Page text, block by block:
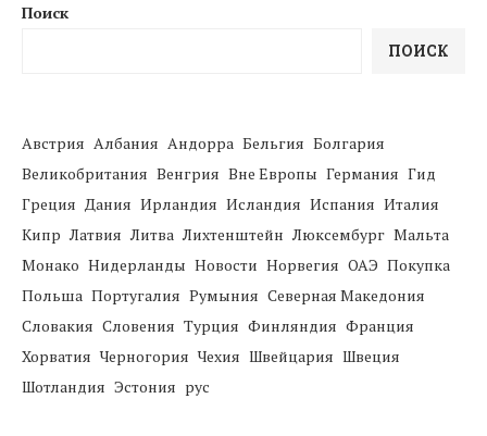
Поиск
ПОИСК
Австрия Албания Андорра Бельгия Болгария
Великобритания Венгрия Вне Европы Германия Гид
Греция Дания Ирландия Исландия Испания Италия
Кипр Латвия Литва Лихтенштейн Люксембург Мальта
Монако Нидерланды Новости Норвегия ОАЭ Покупка
Польша Португалия Румыния Северная Македония
Словакия Словения Турция Финляндия Франция
Хорватия Черногория Чехия Швейцария Швеция
Шотландия Эстония рус